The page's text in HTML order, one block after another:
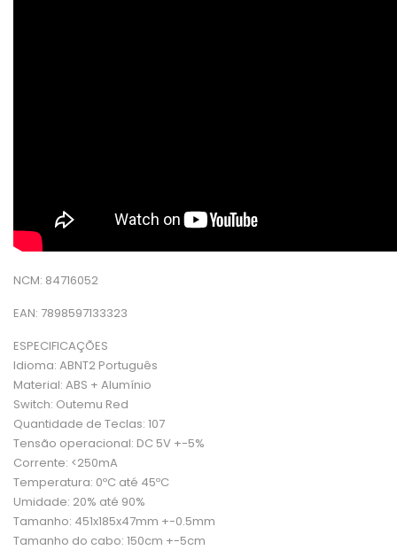
NCM: 84716052
EAN: 7898597133323
ESPECIFICAÇÕES
Idioma: ABNT2 Português
Material: ABS + Alumínio
Switch: Outemu Red
Quantidade de Teclas: 107
Tensão operacional: DC 5V +-5%
Corrente: <250mA
Temperatura: 0ºC até 45ºC
Umidade: 20% até 90%
Tamanho: 451x185x47mm +-0.5mm
Tamanho do cabo: 150cm +-5cm